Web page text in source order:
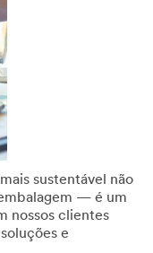
sustentável não
— é um
nossos clientes
e